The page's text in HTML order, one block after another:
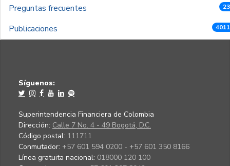
Preguntas frecuentes
Publicaciones
Síguenos:
Superintendencia Financiera de Colombia
Dirección: Calle 7 No. 4 - 49 Bogotá, D.C.
Código postal: 111711
Conmutador: +57 601 594 0200 - +57 601 350 8166
Línea gratuita nacional: 018000 120 100